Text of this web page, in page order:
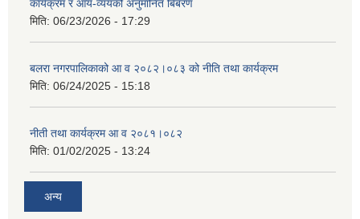
कार्यक्रम र आय-व्ययको अनुमानित बिबरण
मिति: 06/23/2026 - 17:29
बलरा नगरपालिकाको आ व २०८२।०८३ को नीति तथा कार्यक्रम
मिति: 06/24/2025 - 15:18
नीती तथा कार्यक्रम आ व २०८१।०८२
मिति: 01/02/2025 - 13:24
अन्य